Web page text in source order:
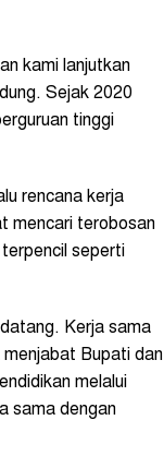
kami lanjutkan
Sejak 2020
tinggi
rencana kerja
mencari terobosan
seperti
Kerja sama
menjabat Bupati dan
melalui
sama dengan